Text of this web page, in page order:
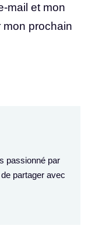
mail et mon
prochain
passionné par
partager avec